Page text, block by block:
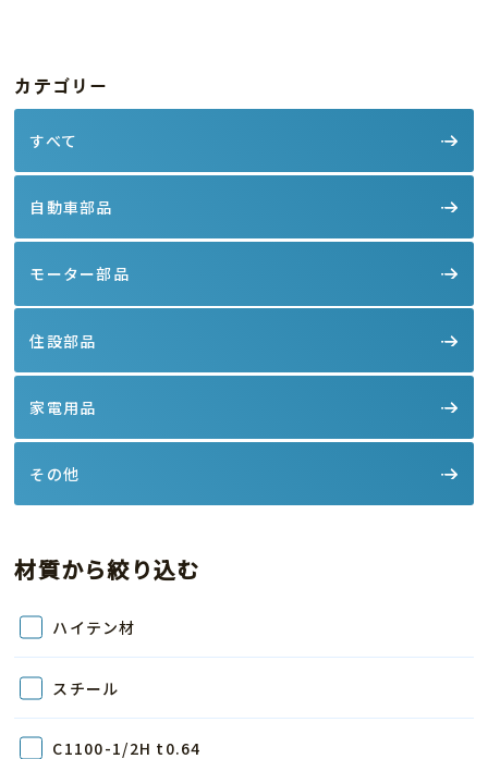
カテゴリー
すべて
自動車部品
モーター部品
住設部品
家電用品
その他
材質から絞り込む
ハイテン材
スチール
C1100-1/2H t0.64